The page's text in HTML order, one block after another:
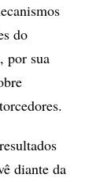
do
por sua
diante da